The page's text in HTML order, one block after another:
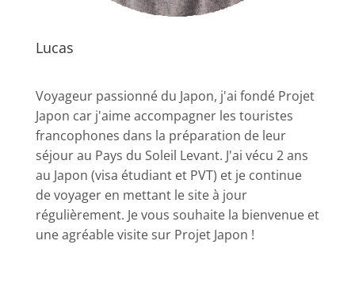
Lucas
Voyageur passionné du Japon, j'ai fondé Projet
Japon car j'aime accompagner les touristes
francophones dans la préparation de leur
séjour au Pays du Soleil Levant. J'ai vécu 2 ans
au Japon (visa étudiant et PVT) et je continue
de voyager en mettant le site à jour
régulièrement. Je vous souhaite la bienvenue et
une agréable visite sur Projet Japon !